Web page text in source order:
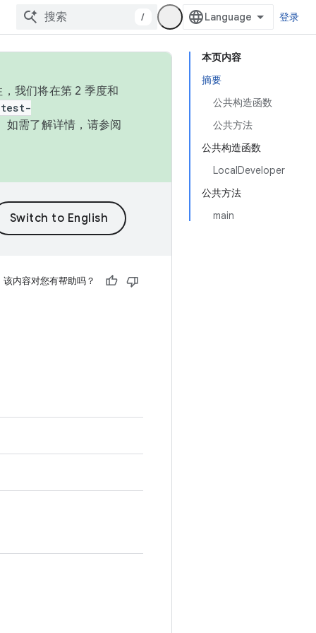
/ 登录
本页内容
摘要
公共构造函数
公共方法
公共构造函数
LocalDeveloper
公共方法
main
我们将在第 2 季度和
如需了解详情，请参阅
该内容对您有帮助吗？